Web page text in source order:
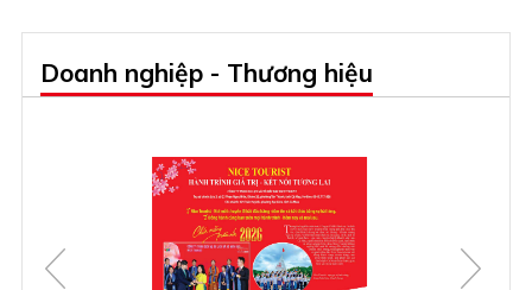
Doanh nghiệp - Thương hiệu